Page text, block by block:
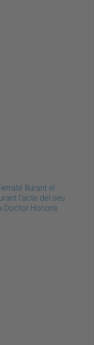
lliurant el
l'acte del seu
Doctor Honoris